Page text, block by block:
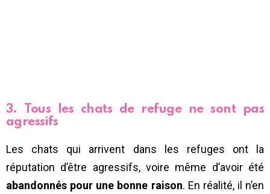
3. Tous les chats de refuge ne sont pas
agressifs
Les chats qui arrivent dans les refuges ont la
réputation d’être agressifs, voire même d’avoir été
abandonnés pour une bonne raison. En réalité, il n’en